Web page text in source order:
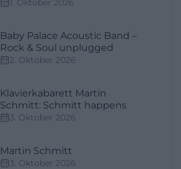
1. Oktober 2026
Baby Palace Acoustic Band –
Rock & Soul unplugged
2. Oktober 2026
Klavierkabarett Martin
Schmitt: Schmitt happens
3. Oktober 2026
Martin Schmitt
3. Oktober 2026